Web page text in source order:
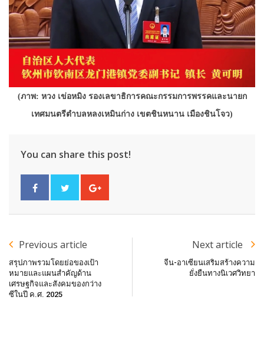
(ภาพ: หวง เข่อหมิง รองเลขาธิการคณะกรรมการพรรคและนายก
เทศมนตรีตำบลหลงเหมินก่าง เขตชินหนาน เมืองชินโจว)
You can share this post!
Previous article
สรุปภาพรวมโดยย่อของเป้า
หมายและแผนสำคัญด้าน
เศรษฐกิจและสังคมของกว่าง
ซีในปี ค.ศ. 2025
Next article
จีน-อาเซียนเสริมสร้างความ
ยั่งยืนทางนิเวศวิทยา